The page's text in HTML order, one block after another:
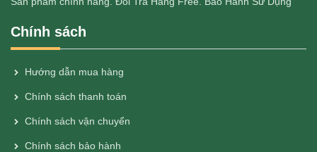
Chính sách
Hướng dẫn mua hàng
Chính sách thanh toán
Chính sách vận chuyển
Chính sách bảo hành